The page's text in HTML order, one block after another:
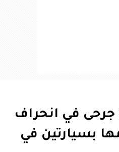
غليزان.. قتيل و3 جرحى في انحراف
بسيارتين في